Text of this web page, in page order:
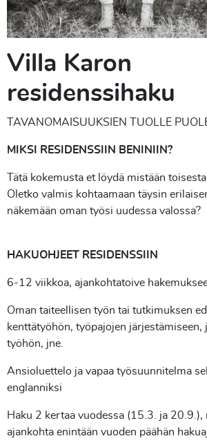
Villa Karon
residenssihaku
TAVANOMAISUUKSIEN TUOLLE
MIKSI RESIDENSSIIN BENINIIN?
Tätä kokemusta et löydä mistään
Oletko valmis kohtaamaan täysin
näkemään oman työsi uudessa valossa?
HAKUOHJEET RESIDENSSIIN
6-12 viikkoa, ajankohtatoive
Oman taiteellisen työn tai tutkimuksen
kenttätyöhön, työpajojen järjestämiseen,
työhön, jne.
Ansioluettelo ja vapaa työsuunnitelma
englanniksi
Haku 2 kertaa vuodessa (15.3. ja 20.9.),
ajankohta enintään vuoden päähän